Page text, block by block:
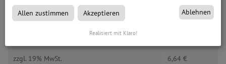
Produktions- und Lieferzeit €
zzgl. 19% MwSt. 6,64 €
Allen zustimmen Akzeptieren Ablehnen
Realisiert mit Klaro!